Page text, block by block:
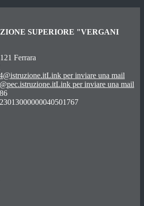
SUPERIORE "VERGANI
Ferrara
Link per inviare una mail
Link per inviare una mail